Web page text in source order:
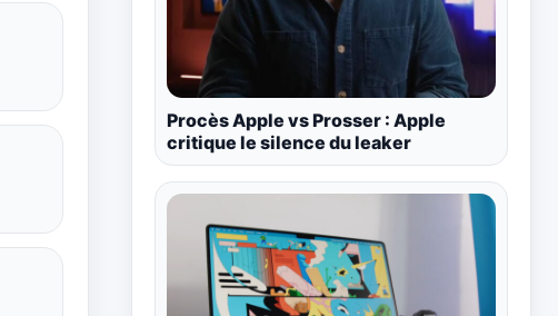
Procès Apple vs Prosser : Apple
critique le silence du leaker